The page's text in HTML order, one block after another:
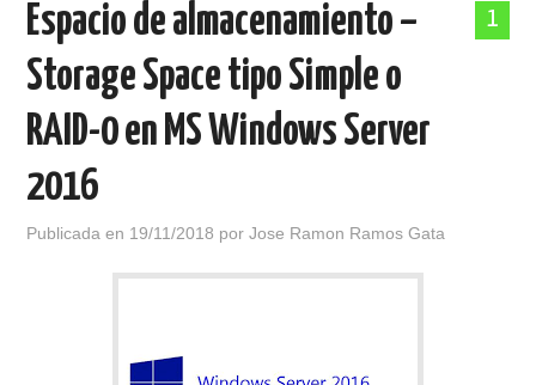
POLÍTICA DE PRIVACIDAD
1
Espacio de almacenamiento –
Storage Space tipo Simple o
RAID-0 en MS Windows Server
2016
Publicada en 19/11/2018 porJose Ramon Ramos Gata